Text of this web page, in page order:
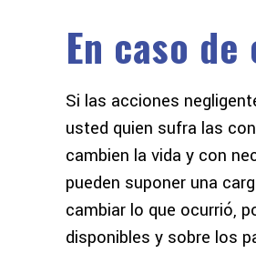
En caso
Si las acciones
usted quien sufra las
cambien la vida y con
pueden suponer una
cambiar lo que ocurrió,
disponibles y sobre los